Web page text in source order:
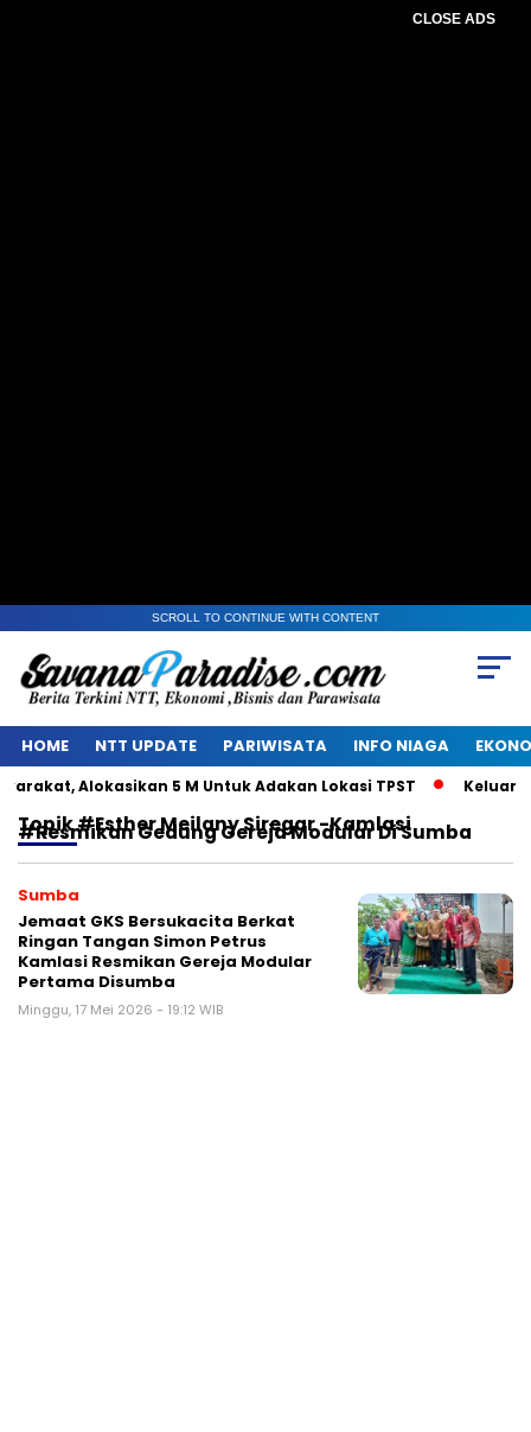
CLOSE ADS
SCROLL TO CONTINUE WITH CONTENT
HOME NTT UPDATE PARIWISATA INFO NIAGA
Alokasikan 5 M Untuk Adakan Lokasi TPST
Topik#Esther Meilany Siregar -Kamlasi
#Resmikan Gedung Gereja Modular Di Sumba
Sumba
Jemaat GKS Bersukacita Berkat
Ringan Tangan Simon Petrus
Kamlasi Resmikan Gereja Modular
Pertama Disumba
Minggu, 17 Mei 2026 - 19:12 WIB